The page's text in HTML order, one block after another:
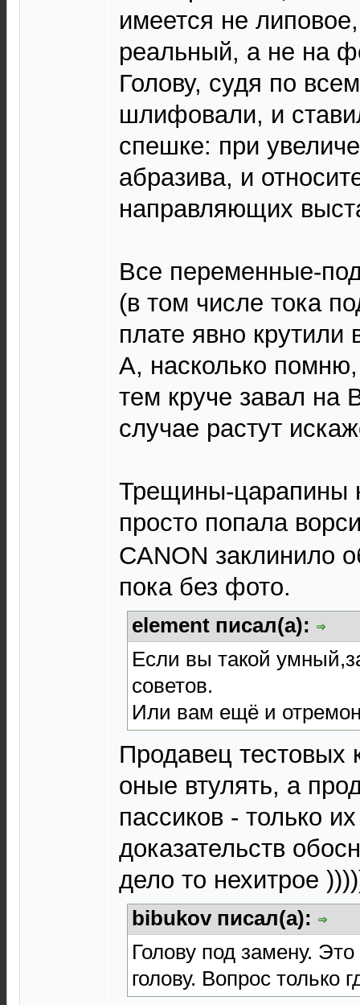
имеется не
реальный, а не на
Голову, судя по
шлифовали, и
спешке: при
абразива, и
направляющих
Все переменные-
(в том числе тока
плате явно
А, насколько
тем круче завал на
случае растут
Трещины-царапины
просто попала
CANON заклинило
пока без фото.
element писал(а):
Если вы такой
советов.
Или вам ещё и
Продавец тестовых
оные втулять, а
пассиков - только
доказательств
дело то нехитрое
bibukov писал(а):
Голову под замену.
голову. Вопрос только